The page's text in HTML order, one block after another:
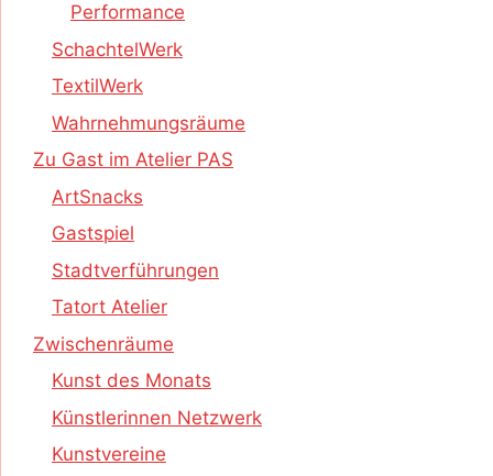
Performance
SchachtelWerk
TextilWerk
Wahrnehmungsräume
Zu Gast im Atelier PAS
ArtSnacks
Gastspiel
Stadtverführungen
Tatort Atelier
Zwischenräume
Kunst des Monats
Künstlerinnen Netzwerk
Kunstvereine